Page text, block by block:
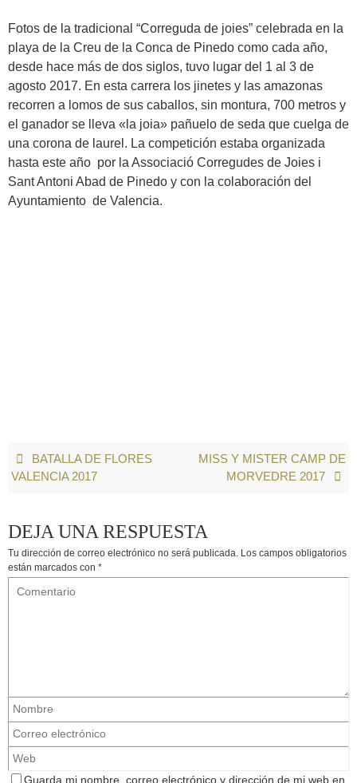
Fotos de la tradicional “Correguda de joies” celebrada en la
playa de la Creu de la Conca de Pinedo como cada año,
desde hace más de dos siglos, tuvo lugar del 1 al 3 de
agosto 2017. En esta carrera los jinetes y las amazonas
recorren a lomos de sus caballos, sin montura, 700 metros y
el ganador se lleva «la joia» pañuelo de seda que cuelga de
una corona de laurel. La competición estaba organizada
hasta este año por la Associació Corregudes de Joies i
Sant Antoni Abad de Pinedo y con la colaboración del
Ayuntamiento de Valencia.
BATALLA DE FLORES
VALENCIA 2017
MISS Y MISTER CAMP DE
MORVEDRE 2017
DEJA UNA RESPUESTA
Tu dirección de correo electrónico no será publicada. Los campos obligatorios
están marcados con *
Guarda mi nombre, correo electrónico y dirección de mi web en